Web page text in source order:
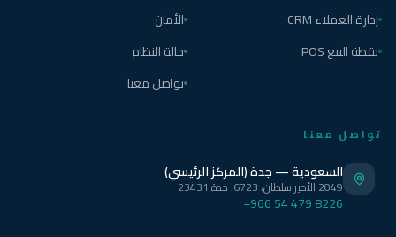
إدارة العملاء CRM
نقطة البيع POS
الأمان
حالة النظام
تواصل معنا
تواصل معنا
السعودية — جدة (المركز الرئيسي)
2049 الأمير سلطان، 6723، جدة 23431
+966 54 479 8226